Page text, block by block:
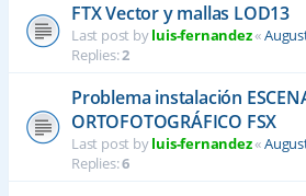
FTX Vector y mallas LOD13
Last post byluis-fernandez«
Replies:2
Problema instalación
ORTOFOTOGRÁFICO FSX
Last post byluis-fernandez«
Replies:6